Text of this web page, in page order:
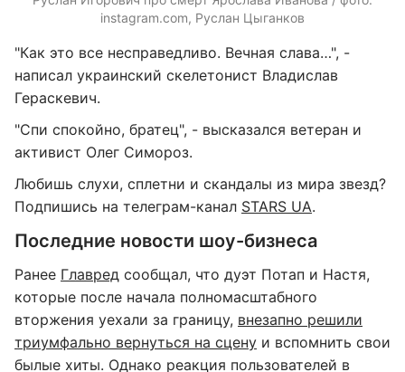
instagram.com, Руслан Цыганков
"Как это все несправедливо. Вечная слава…", -
написал украинский скелетонист Владислав
Гераскевич.
"Спи спокойно, братец", - высказался ветеран и
активист Олег Симороз.
Любишь слухи, сплетни и скандалы из мира звезд?
Подпишись на телеграм-канал STARS UA.
Последние новости шоу-бизнеса
Ранее Главред сообщал, что дуэт Потап и Настя,
которые после начала полномасштабного
вторжения уехали за границу, внезапно решили
триумфально вернуться на сцену и вспомнить свои
былые хиты. Однако реакция пользователей в